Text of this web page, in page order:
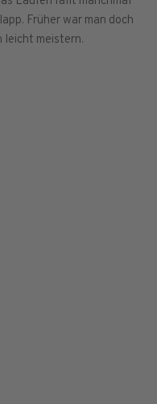
Früher war man doch
leicht meistern.